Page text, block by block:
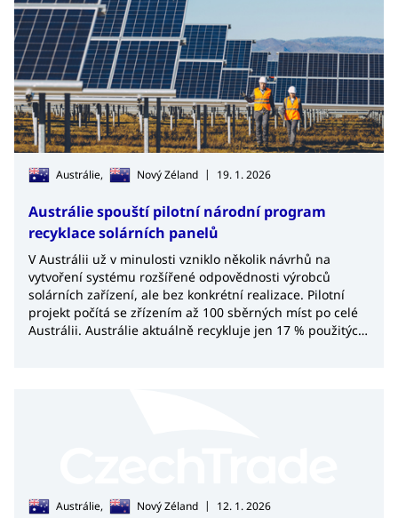
Austrálie, Nový Zéland | 19. 1. 2026
Austrálie spouští pilotní národní program
recyklace solárních panelů
V Austrálii už v minulosti vzniklo několik návrhů na
vytvoření systému rozšířené odpovědnosti výrobců
solárních zařízení, ale bez konkrétní realizace. Pilotní
projekt počítá se zřízením až 100 sběrných míst po celé
Austrálii. Austrálie aktuálně recykluje jen 17 % použitých
Austrálie, Nový Zéland | 12. 1. 2026